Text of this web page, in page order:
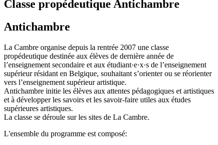
Classe propédeutique Antichambre
Antichambre
La Cambre organise depuis la rentrée 2007 une classe
propédeutique destinée aux élèves de dernière année de
l’enseignement secondaire et aux étudiant·e·x·s de l’enseignement
supérieur résidant en Belgique, souhaitant s’orienter ou se réorienter
vers l’enseignement supérieur artistique.
Antichambre initie les élèves aux attentes pédagogiques et artistiques
et à développer les savoirs et les savoir-faire utiles aux études
supérieures artistiques.
La classe se déroule sur les sites de La Cambre.
L'ensemble du programme est composé: